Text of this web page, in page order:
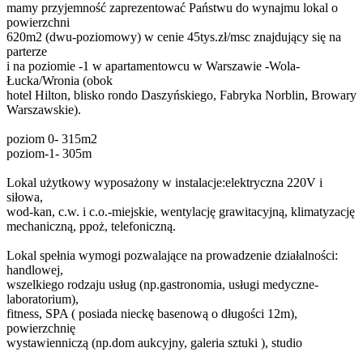
mamy przyjemność zaprezentować Państwu do wynajmu lokal o
powierzchni
620m2 (dwu-poziomowy) w cenie 45tys.zł/msc znajdujący się na
parterze
i na poziomie -1 w apartamentowcu w Warszawie -Wola-
Łucka/Wronia (obok
hotel Hilton, blisko rondo Daszyńskiego, Fabryka Norblin, Browary
Warszawskie).
poziom 0- 315m2
poziom-1- 305m
Lokal użytkowy wyposażony w instalacje:elektryczna 220V i
siłowa,
wod-kan, c.w. i c.o.-miejskie, wentylację grawitacyjną, klimatyzację
mechaniczną, ppoż, telefoniczną.
Lokal spełnia wymogi pozwalające na prowadzenie działalności:
handlowej,
wszelkiego rodzaju usług (np.gastronomia, usługi medyczne-
laboratorium),
fitness, SPA ( posiada nieckę basenową o długości 12m),
powierzchnię
wystawienniczą (np.dom aukcyjny, galeria sztuki ), studio